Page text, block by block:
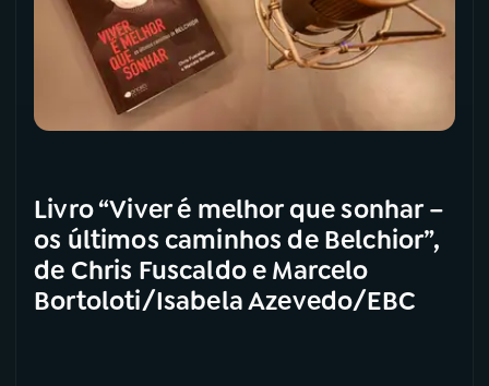
Livro “Viver é melhor que sonhar –
os últimos caminhos de Belchior”,
de Chris Fuscaldo e Marcelo
Bortoloti/Isabela Azevedo/EBC